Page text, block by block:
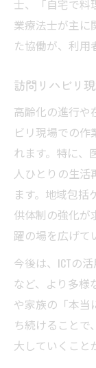
士、「自宅で料
業療法士が主に
た協働が、利用
訪問リハビリ
高齢化の進行や
ビリ現場での作
れます。特に、
人ひとりの生活
ます。地域包括
供体制の強化が
躍の場を広げて
今後は、ICTの
など、より多様
や家族の「本当
ち続けることで
大していくこと